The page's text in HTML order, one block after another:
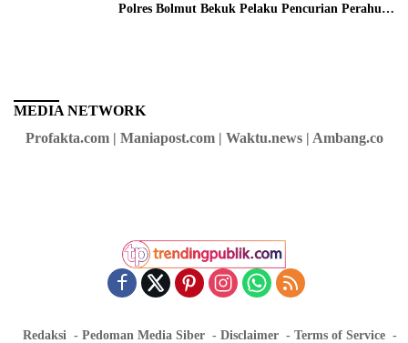
Polres Bolmut Bekuk Pelaku Pencurian Perahu
MEDIA NETWORK
Profakta.com | Maniapost.com | Waktu.news | Ambang.co
Redaksi Pedoman Media Siber Disclaimer
Terms of Service